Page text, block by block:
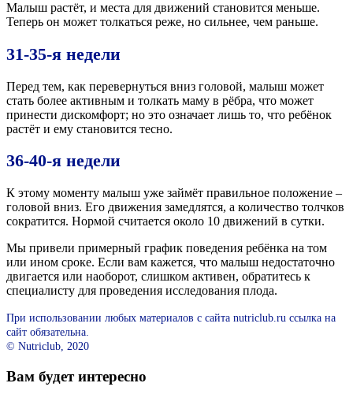
Малыш растёт, и места для движений становится меньше.
Теперь он может толкаться реже, но сильнее, чем раньше.
31-35-я недели
Перед тем, как перевернуться вниз головой, малыш может
стать более активным и толкать маму в рёбра, что может
принести дискомфорт; но это означает лишь то, что ребёнок
растёт и ему становится тесно.
36-40-я недели
К этому моменту малыш уже займёт правильное положение –
головой вниз. Его движения замедлятся, а количество толчков
сократится. Нормой считается около 10 движений в сутки.
Мы привели примерный график поведения ребёнка на том
или ином сроке. Если вам кажется, что малыш недостаточно
двигается или наоборот, слишком активен, обратитесь к
специалисту для проведения исследования плода.
При использовании любых материалов с сайта nutriclub.ru ссылка на
сайт обязательна.
© Nutriclub, 2020
Вам будет интересно